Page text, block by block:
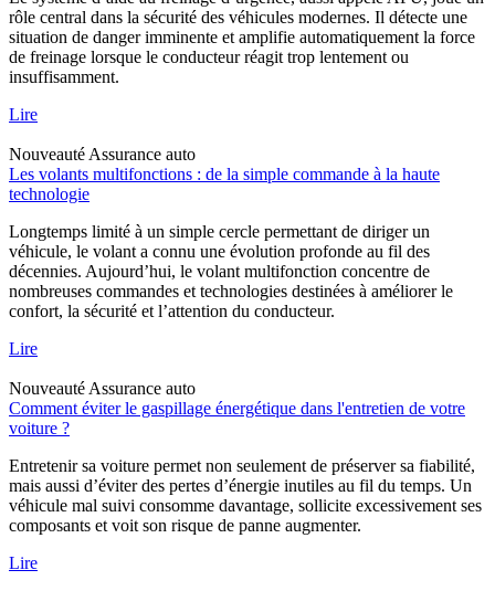
rôle central dans la sécurité des véhicules modernes. Il détecte une
situation de danger imminente et amplifie automatiquement la force
de freinage lorsque le conducteur réagit trop lentement ou
insuffisamment.
Lire
Nouveauté Assurance auto
Les volants multifonctions : de la simple commande à la haute
technologie
Longtemps limité à un simple cercle permettant de diriger un
véhicule, le volant a connu une évolution profonde au fil des
décennies. Aujourd’hui, le volant multifonction concentre de
nombreuses commandes et technologies destinées à améliorer le
confort, la sécurité et l’attention du conducteur.
Lire
Nouveauté Assurance auto
Comment éviter le gaspillage énergétique dans l'entretien de votre
voiture ?
Entretenir sa voiture permet non seulement de préserver sa fiabilité,
mais aussi d’éviter des pertes d’énergie inutiles au fil du temps. Un
véhicule mal suivi consomme davantage, sollicite excessivement ses
composants et voit son risque de panne augmenter.
Lire